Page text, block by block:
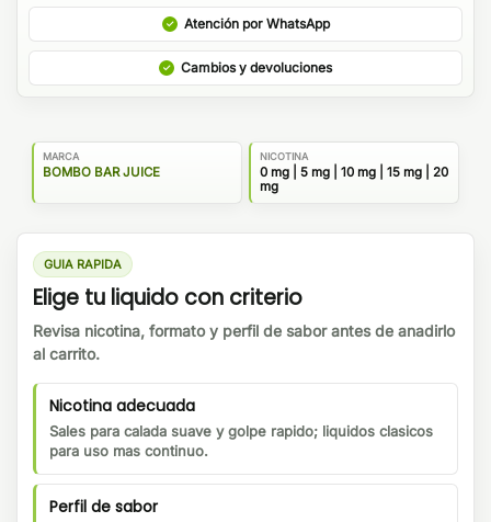
Atención por WhatsApp
Cambios y devoluciones
MARCA
BOMBO BAR JUICE
NICOTINA
0 mg | 5 mg | 10 mg | 15 mg | 20
mg
GUIA RAPIDA
Elige tu liquido con criterio
Revisa nicotina, formato y perfil de sabor antes de anadirlo
al carrito.
Nicotina adecuada
Sales para calada suave y golpe rapido; liquidos clasicos
para uso mas continuo.
Perfil de sabor